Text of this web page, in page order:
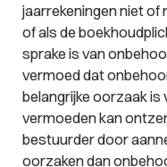
jaarrekeningen niet
of als de
sprake is van
vermoed dat
belangrijke oorzaak is
vermoeden kan
bestuurder door
oorzaken dan